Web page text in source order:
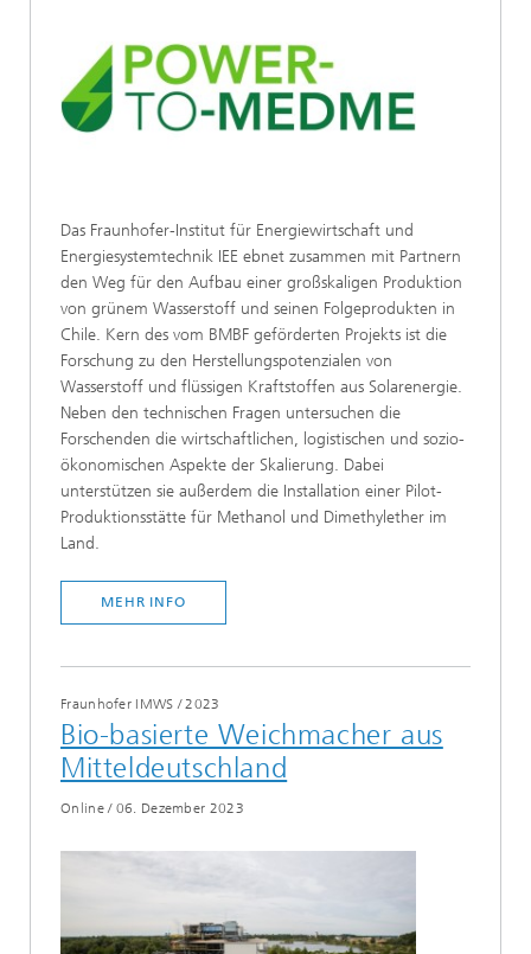
Das Fraunhofer-Institut für Energiewirtschaft und
Energiesystemtechnik IEE ebnet zusammen mit Partnern
den Weg für den Aufbau einer großskaligen Produktion
von grünem Wasserstoff und seinen Folgeprodukten in
Chile. Kern des vom BMBF geförderten Projekts ist die
Forschung zu den Herstellungspotenzialen von
Wasserstoff und flüssigen Kraftstoffen aus Solarenergie.
Neben den technischen Fragen untersuchen die
Forschenden die wirtschaftlichen, logistischen und sozio-
ökonomischen Aspekte der Skalierung. Dabei
unterstützen sie außerdem die Installation einer Pilot-
Produktionsstätte für Methanol und Dimethylether im
Land.
MEHR INFO
Fraunhofer IMWS /2023
Bio-basierte Weichmacher aus
Mitteldeutschland
Online/ 06. Dezember 2023